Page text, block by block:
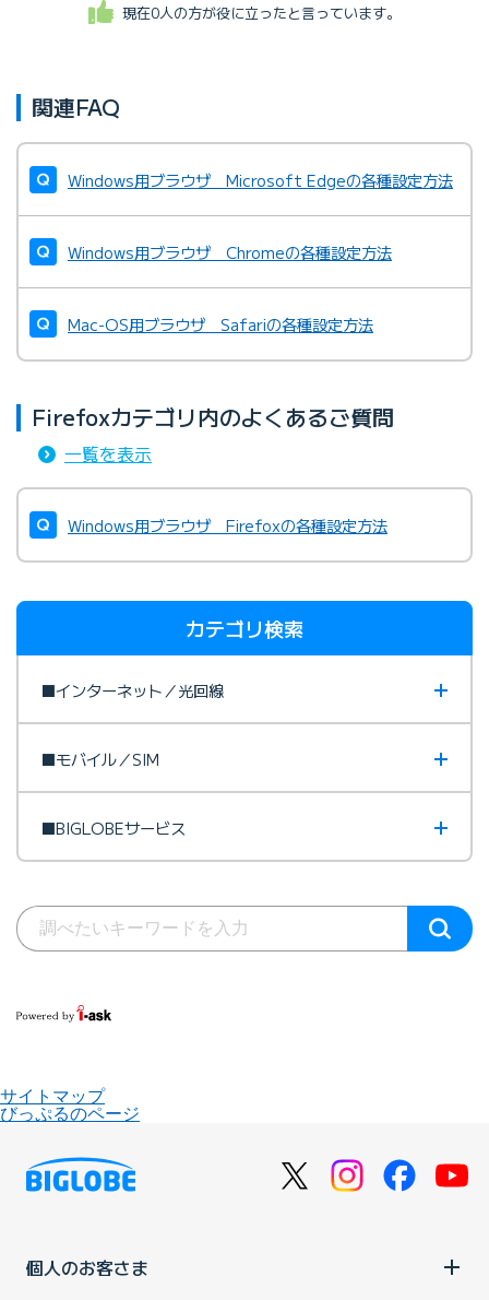
現在0人の方が役に立ったと言っています。
関連FAQ
Windows用ブラウザ Microsoft Edgeの各種設定方法
Windows用ブラウザ Chromeの各種設定方法
Mac-OS用ブラウザ Safariの各種設定方法
Firefoxカテゴリ内のよくあるご質問
一覧を表示
Windows用ブラウザ Firefoxの各種設定方法
カテゴリ検索
■インターネット／光回線
■モバイル／SIM
■BIGLOBEサービス
サイトマップ
びっぷるのページ
個人のお客さま